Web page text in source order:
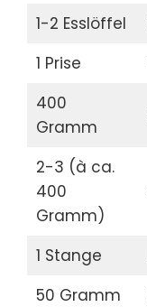
1-2 Esslöffel
1 Prise
400
Gramm
2-3 (à ca.
400
Gramm)
1 Stange
50 Gramm